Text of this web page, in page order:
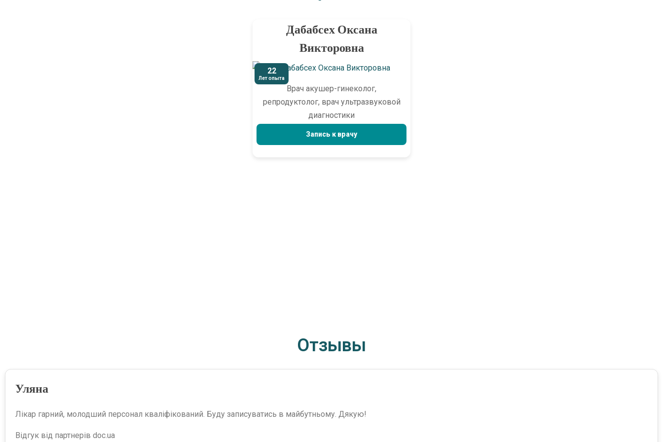
Дабабсех Оксана
Викторовна
22
Лет опыта
Врач акушер-гинеколог,
репродуктолог, врач ультразвуковой
диагностики
Запись к врачу
Отзывы
Уляна
Лікар гарний, молодший персонал кваліфікований. Буду записуватись в майбутньому. Дякую!
Відгук від партнерів doc.ua